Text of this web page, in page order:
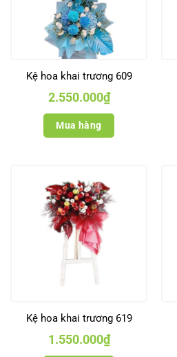
Kệ hoa khai trương 609
2.550.000₫
Mua hàng
Kệ hoa khai trương 619
1.550.000₫